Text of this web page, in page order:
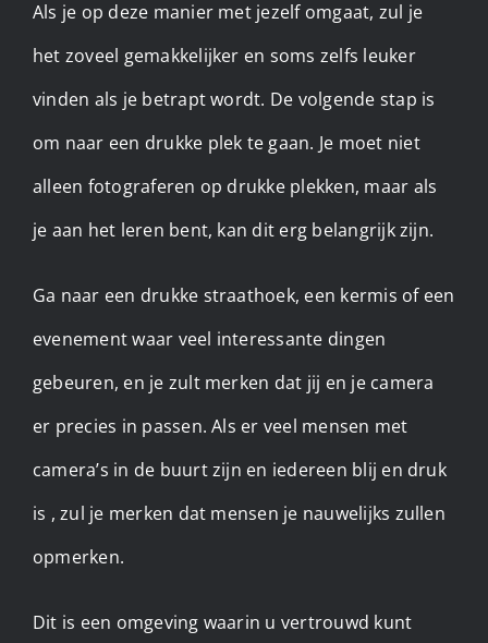
Als je op deze manier met jezelf omgaat, zul je
het zoveel gemakkelijker en soms zelfs leuker
vinden als je betrapt wordt. De volgende stap is
om naar een drukke plek te gaan. Je moet niet
alleen fotograferen op drukke plekken, maar als
je aan het leren bent, kan dit erg belangrijk zijn.
Ga naar een drukke straathoek, een kermis of een
evenement waar veel interessante dingen
gebeuren, en je zult merken dat jij en je camera
er precies in passen. Als er veel mensen met
camera’s in de buurt zijn en iedereen blij en druk
is , zul je merken dat mensen je nauwelijks zullen
opmerken.
Dit is een omgeving waarin u vertrouwd kunt